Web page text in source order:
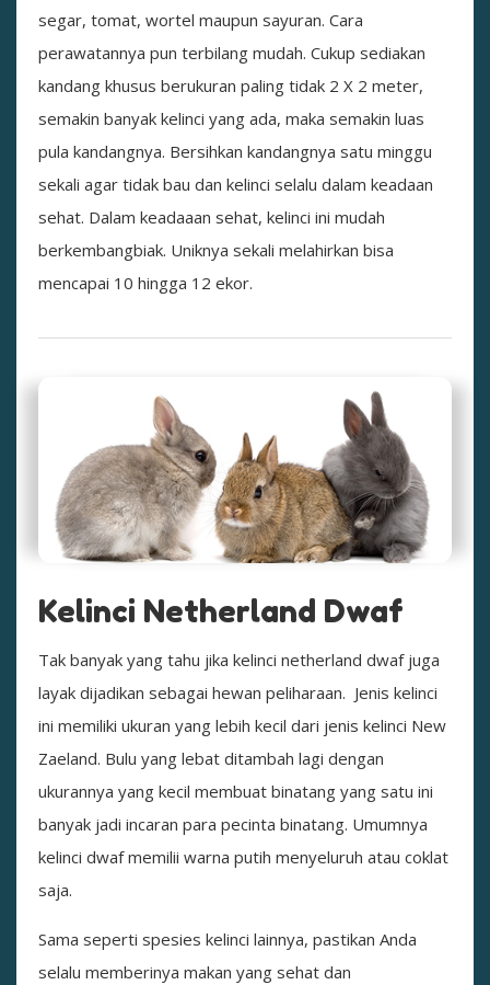
segar, tomat, wortel maupun sayuran. Cara
perawatannya pun terbilang mudah. Cukup sediakan
kandang khusus berukuran paling tidak 2 X 2 meter,
semakin banyak kelinci yang ada, maka semakin luas
pula kandangnya. Bersihkan kandangnya satu minggu
sekali agar tidak bau dan kelinci selalu dalam keadaan
sehat. Dalam keadaaan sehat, kelinci ini mudah
berkembangbiak. Uniknya sekali melahirkan bisa
mencapai 10 hingga 12 ekor.
Kelinci Netherland Dwaf
Tak banyak yang tahu jika kelinci netherland dwaf juga
layak dijadikan sebagai hewan peliharaan. Jenis kelinci
ini memiliki ukuran yang lebih kecil dari jenis kelinci New
Zaeland. Bulu yang lebat ditambah lagi dengan
ukurannya yang kecil membuat binatang yang satu ini
banyak jadi incaran para pecinta binatang. Umumnya
kelinci dwaf memilii warna putih menyeluruh atau coklat
saja.
Sama seperti spesies kelinci lainnya, pastikan Anda
selalu memberinya makan yang sehat dan